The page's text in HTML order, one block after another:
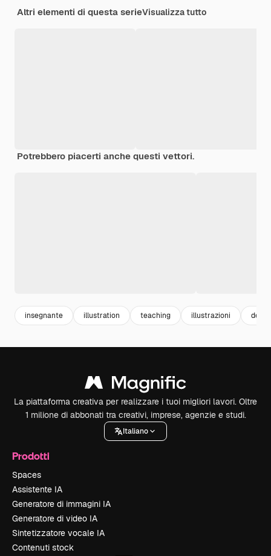
Altri elementi di questa serieVisualizza tutto
Potrebbero piacerti anche questi vettori.
insegnante illustration teaching illustrazioni
La piattaforma creativa per realizzare i tuoi migliori lavori. Oltre
1 milione di abbonati tra creativi, imprese, agenzie e studi.
Italiano
Prodotti
Spaces
Assistente IA
Generatore di immagini IA
Generatore di video IA
Sintetizzatore vocale IA
Contenuti stock